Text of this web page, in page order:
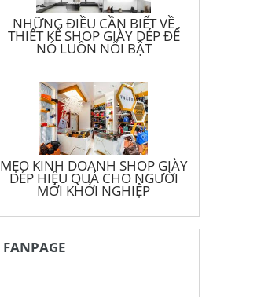
NHỮNG ĐIỀU CẦN BIẾT VỀ
THIẾT KẾ SHOP GIÀY DÉP ĐỂ
NÓ LUÔN NỔI BẬT
MẸO KINH DOANH SHOP GIÀY
DÉP HIỆU QUẢ CHO NGƯỜI
MỚI KHỞI NGHIỆP
FANPAGE